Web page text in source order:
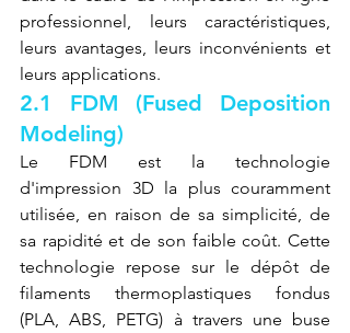
professionnel, leurs caractéristiques,
leurs avantages, leurs inconvénients et
leurs applications.
2.1 FDM (Fused Deposition
Modeling)
Le FDM est la technologie
d'impression 3D la plus couramment
utilisée, en raison de sa simplicité, de
sa rapidité et de son faible coût. Cette
technologie repose sur le dépôt de
filaments thermoplastiques fondus
(PLA, ABS, PETG) à travers une buse